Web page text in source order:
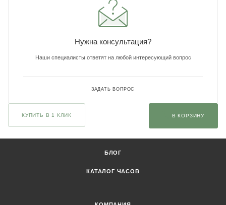
Нужна консультация?
Наши специалисты ответят на любой интересующий вопрос
ЗАДАТЬ ВОПРОС
КУПИТЬ В 1 КЛИК В КОРЗИНУ
БЛОГ
КАТАЛОГ ЧАСОВ